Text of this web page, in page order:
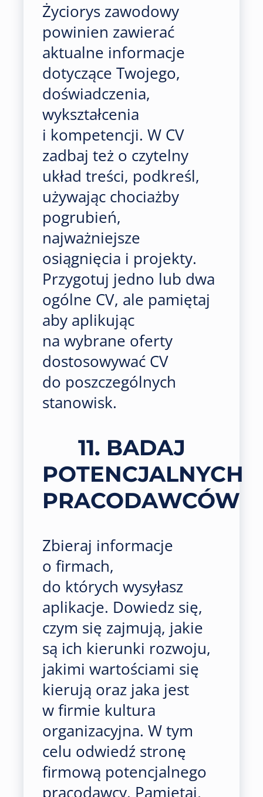
Życiorys zawodowy
powinien zawierać
aktualne informacje
dotyczące Twojego,
doświadczenia,
wykształcenia
i kompetencji. W CV
zadbaj też o czytelny
układ treści, podkreśl,
używając chociażby
pogrubień,
najważniejsze
osiągnięcia i projekty.
Przygotuj jedno lub dwa
ogólne CV, ale pamiętaj
aby aplikując
na wybrane oferty
dostosowywać CV
do poszczególnych
stanowisk.
11. BADAJ
POTENCJALNYCH
PRACODAWCÓW
Zbieraj informacje
o firmach,
do których wysyłasz
aplikacje. Dowiedz się,
czym się zajmują, jakie
są ich kierunki rozwoju,
jakimi wartościami się
kierują oraz jaka jest
w firmie kultura
organizacyjna. W tym
celu odwiedź stronę
firmową potencjalnego
pracodawcy. Pamiętaj,